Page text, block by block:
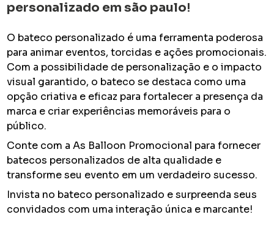
personalizado em são paulo!
O bateco personalizado é uma ferramenta poderosa
para animar eventos, torcidas e ações promocionais.
Com a possibilidade de personalização e o impacto
visual garantido, o bateco se destaca como uma
opção criativa e eficaz para fortalecer a presença da
marca e criar experiências memoráveis para o
público.
Conte com a As Balloon Promocional para fornecer
batecos personalizados de alta qualidade e
transforme seu evento em um verdadeiro sucesso.
Invista no bateco personalizado e surpreenda seus
convidados com uma interação única e marcante!